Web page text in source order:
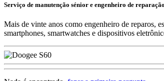
Serviço de manutenção sénior e engenheiro de reparação
Mais de vinte anos como engenheiro de reparos,
smartphones, smartwatches e dispositivos